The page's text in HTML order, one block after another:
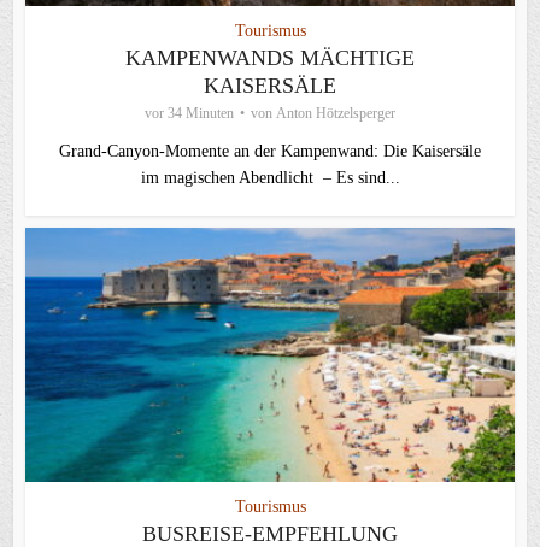
Tourismus
KAMPENWANDS MÄCHTIGE
KAISERSÄLE
vor 34 Minuten von Anton Hötzelsperger
Grand-Canyon-Momente an der Kampenwand: Die Kaisersäle
im magischen Abendlicht – Es sind...
Tourismus
BUSREISE-EMPFEHLUNG